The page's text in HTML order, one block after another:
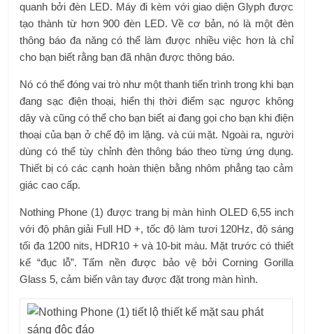
quanh bởi đèn LED. Máy đi kèm với giao diện Glyph được
tạo thành từ hơn 900 đèn LED. Về cơ bản, nó là một đèn
thông báo đa năng có thể làm được nhiều việc hơn là chỉ
cho bạn biết rằng bạn đã nhận được thông báo.
Nó có thể đóng vai trò như một thanh tiến trình trong khi bạn
đang sạc điện thoại, hiển thị thời điểm sạc ngược không
dây và cũng có thể cho bạn biết ai đang gọi cho bạn khi điện
thoại của bạn ở chế độ im lặng. và cúi mặt. Ngoài ra, người
dùng có thể tùy chỉnh đèn thông báo theo từng ứng dụng.
Thiết bị có các cạnh hoàn thiện bằng nhôm phẳng tạo cảm
giác cao cấp.
Nothing Phone (1) được trang bị màn hình OLED 6,55 inch
với độ phân giải Full HD +, tốc độ làm tươi 120Hz, độ sáng
tối đa 1200 nits, HDR10 + và 10-bit màu. Mặt trước có thiết
kế “đục lỗ”. Tấm nền được bảo vệ bởi Corning Gorilla
Glass 5, cảm biến vân tay được đặt trong màn hình.